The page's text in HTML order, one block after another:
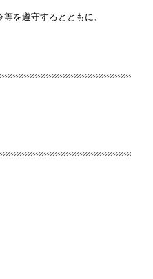
を遵守するとともに、